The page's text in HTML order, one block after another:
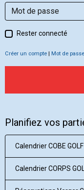
Rester connecté
Créer un compte Mot de
Planifiez vos
Calendrier COBE
Calendrier CORPS